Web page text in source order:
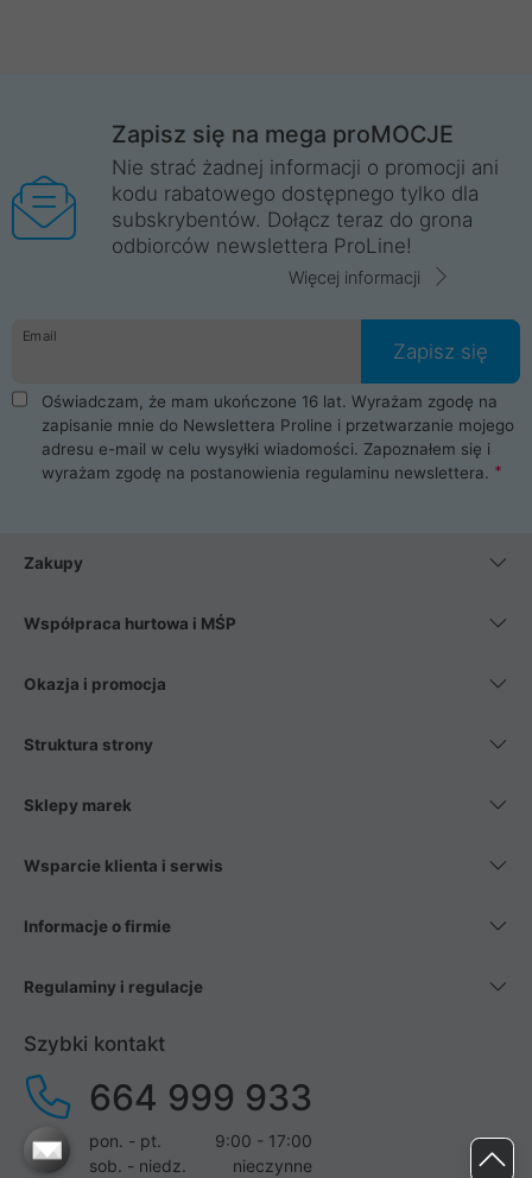
Zapisz się na mega proMOCJE
Nie strać żadnej informacji o promocji ani
kodu rabatowego dostępnego tylko dla
subskrybentów. Dołącz teraz do grona
odbiorców newslettera ProLine!
Więcej informacji
Email
Zapisz się
Oświadczam, że mam ukończone 16 lat. Wyrażam zgodę na
zapisanie mnie do Newslettera Proline i przetwarzanie mojego
adresu e-mail w celu wysyłki wiadomości. Zapoznałem się i
wyrażam zgodę na postanowienia regulaminu newslettera.
Zakupy
Współpraca hurtowa i MŚP
Okazja i promocja
Struktura strony
Sklepy marek
Wsparcie klienta i serwis
Informacje o firmie
Regulaminy i regulacje
Szybki kontakt
664 999 933
pon. - pt.
9:00 - 17:00
sob. - niedz.
nieczynne